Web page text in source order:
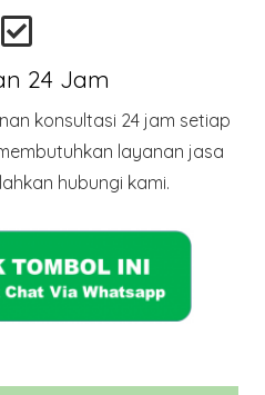
24 Jam
konsultasi 24 jam setiap
layanan jasa
hubungi kami.